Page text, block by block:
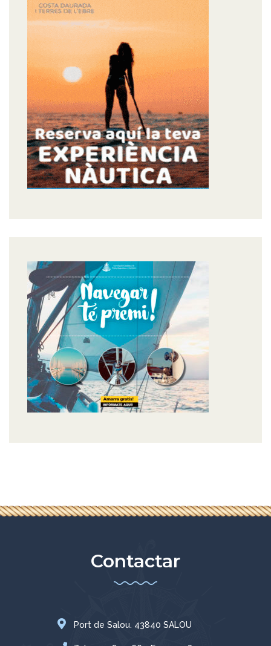
Contactar
Port de Salou. 43840 SALOU